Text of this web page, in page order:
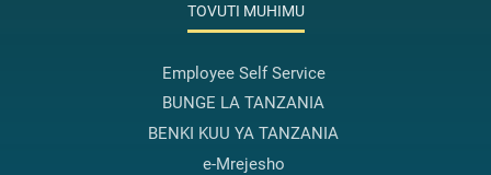
TOVUTI MUHIMU
Employee Self Service
BUNGE LA TANZANIA
BENKI KUU YA TANZANIA
e-Mrejesho